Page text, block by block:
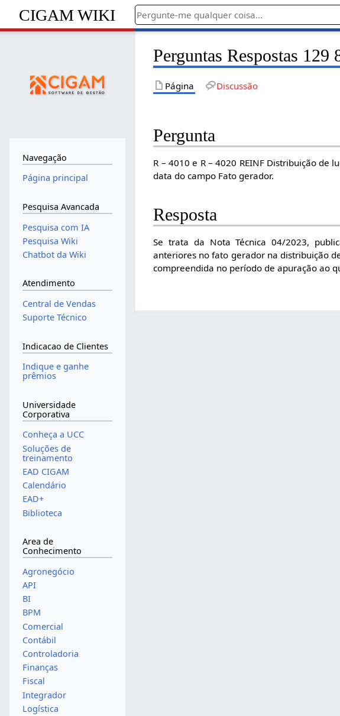
CIGAM WIKI
Perguntas Respostas 129
Página Discussão
Pergunta
R – 4010 e R – 4020 REINF Distribuição
data do campo Fato gerador.
Resposta
Se trata da Nota Técnica 04/2023,
anteriores no fato gerador na distribuição
compreendida no período de apuração ao
Navegação
Página principal
Pesquisa Avancada
Pesquisa com IA
Pesquisa Wiki
Chatbot da Wiki
Atendimento
Central de Vendas
Suporte Técnico
Indicacao de Clientes
Indique e ganhe
prêmios
Universidade
Corporativa
Conheça a UCC
Soluções de
treinamento
EAD CIGAM
Calendário
EAD+
Biblioteca
Area de
Conhecimento
Agronegócio
API
BI
BPM
Comercial
Contábil
Controladoria
Finanças
Fiscal
Integrador
Logística